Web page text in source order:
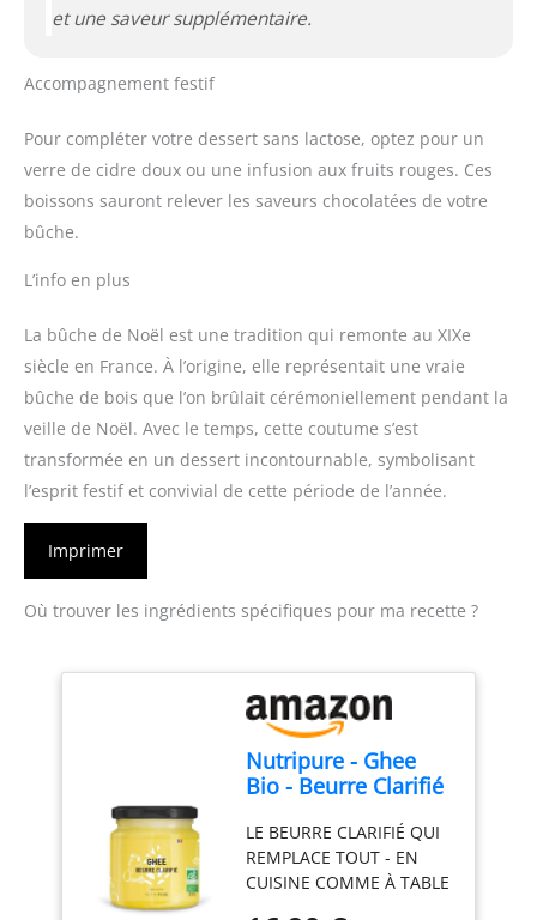
et une saveur supplémentaire.
Accompagnement festif
Pour compléter votre dessert sans lactose, optez pour un
verre de cidre doux ou une infusion aux fruits rouges. Ces
boissons sauront relever les saveurs chocolatées de votre
bûche.
L’info en plus
La bûche de Noël est une tradition qui remonte au XIXe
siècle en France. À l’origine, elle représentait une vraie
bûche de bois que l’on brûlait cérémoniellement pendant la
veille de Noël. Avec le temps, cette coutume s’est
transformée en un dessert incontournable, symbolisant
l’esprit festif et convivial de cette période de l’année.
Imprimer
Où trouver les ingrédients spécifiques pour ma recette ?
Nutripure - Ghee
Bio - Beurre Clarifié
Caséine - 300 g
LE BEURRE CLARIFIÉ QUI
REMPLACE TOUT - EN
CUISINE COMME À TABLE